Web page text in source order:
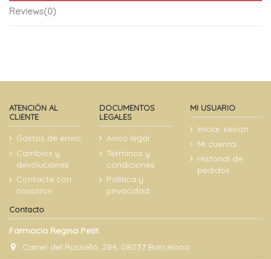
Reviews(0)
ATENCIÓN AL
CLIENTE
Gastos de envío
Cambios y
devoluciones
Contacte con
nosotros
DOCUMENTOS
LEGALES
Aviso legal
Términos y
condiciones
Politica y
privacidad
MI USUARIO
Iniciar sesión
Mi cuenta
Historial de
pedidos
Contacto
Farmacia Regina Petit
Carrer del Rosselló, 284, 08037 Barcelona